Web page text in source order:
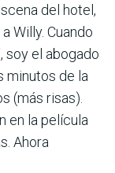
del hotel,
Willy. Cuando
soy el abogado
minutos de la
(más risas).
en la película
Ahora